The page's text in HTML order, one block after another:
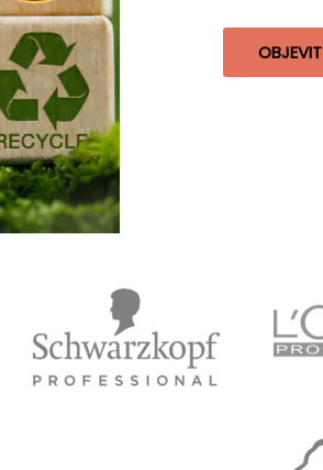
OBJEVIT NOVÉ ODSTÍNY